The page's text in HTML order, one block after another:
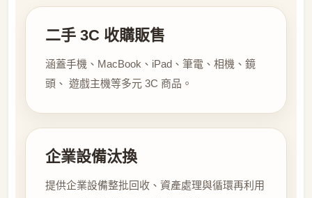
二手 3C 收購販售
涵蓋手機、MacBook、iPad、筆電、相機、鏡
頭、 遊戲主機等多元 3C 商品。
企業設備汰換
提供企業設備整批回收、資產處理與循環再利用